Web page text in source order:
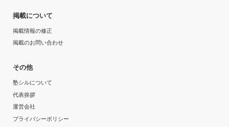
掲載について
掲載情報の修正
掲載のお問い合わせ
その他
塾シルについて
代表挨拶
運営会社
プライバシーポリシー